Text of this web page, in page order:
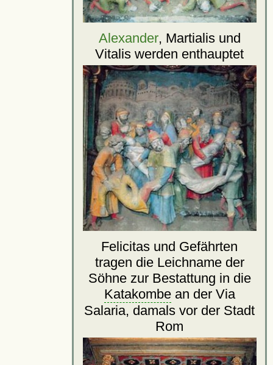
Alexander, Martialis und
Vitalis werden enthauptet
Felicitas und Gefährten
tragen die Leichname der
Söhne zur Bestattung in die
Katakombean der Via
Salaria, damals vor der Stadt
Rom